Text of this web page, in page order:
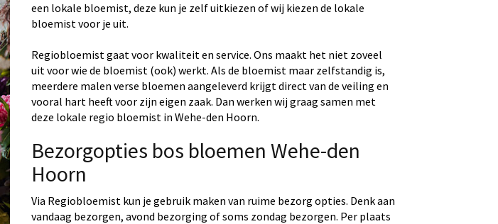
een lokale bloemist, deze kun je zelf uitkiezen of wij kiezen de lokale
bloemist voor je uit.
Regiobloemist gaat voor kwaliteit en service. Ons maakt het niet zoveel
uit voor wie de bloemist (ook) werkt. Als de bloemist maar zelfstandig is,
meerdere malen verse bloemen aangeleverd krijgt direct van de veiling en
vooral hart heeft voor zijn eigen zaak. Dan werken wij graag samen met
deze lokale regio bloemist in Wehe-den Hoorn.
Bezorgopties bos bloemen Wehe-den
Hoorn
Via Regiobloemist kun je gebruik maken van ruime bezorg opties. Denk aan
vandaag bezorgen, avond bezorging of soms zondag bezorgen. Per plaats